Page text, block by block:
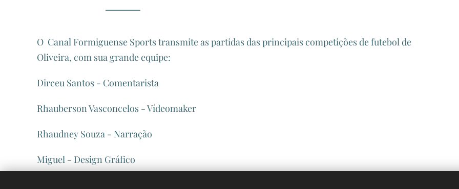
O Canal Formiguense Sports transmite as partidas das principais competições de futebol de
Oliveira, com sua grande equipe:
Dirceu Santos - Comentarista
Rhauberson Vasconcelos - Vídeomaker
Rhaudney Souza - Narração
Miguel - Design Gráfico